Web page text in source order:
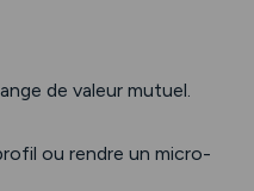
de valeur mutuel.
ou rendre un micro-